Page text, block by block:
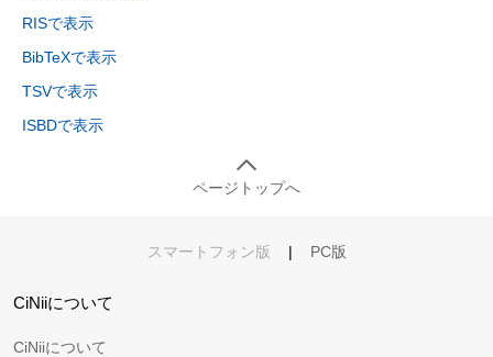
RISで表示
BibTeXで表示
TSVで表示
ISBDで表示
ページトップへ
スマートフォン版 | PC版
CiNiiについて
CiNiiについて